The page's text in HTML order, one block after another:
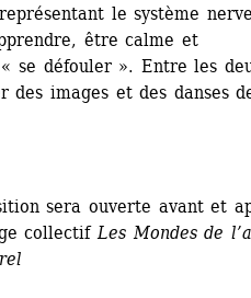
le système
être calme et
se défouler ». Entre les
des images et des danses
sera ouverte avant et
collectif Les Mondes de